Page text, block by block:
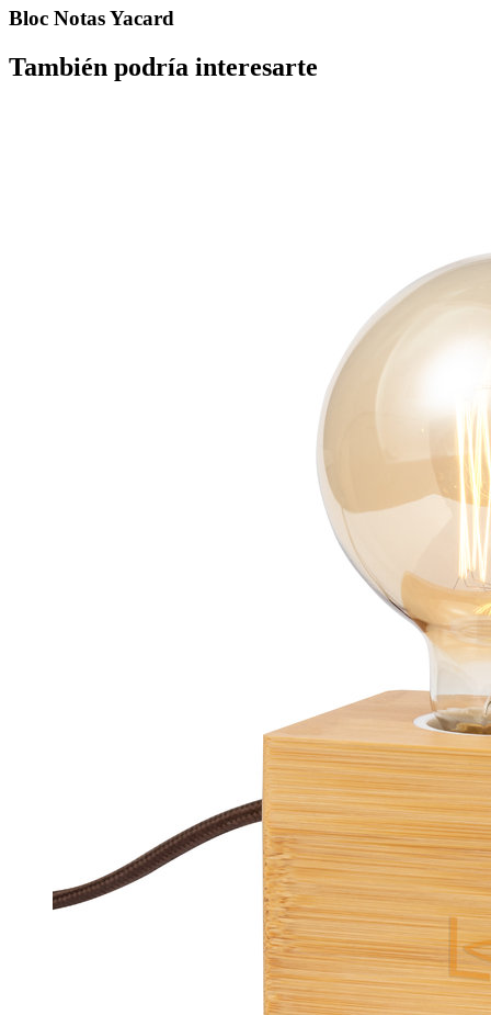
Bloc Notas Yacard
También podría interesarte